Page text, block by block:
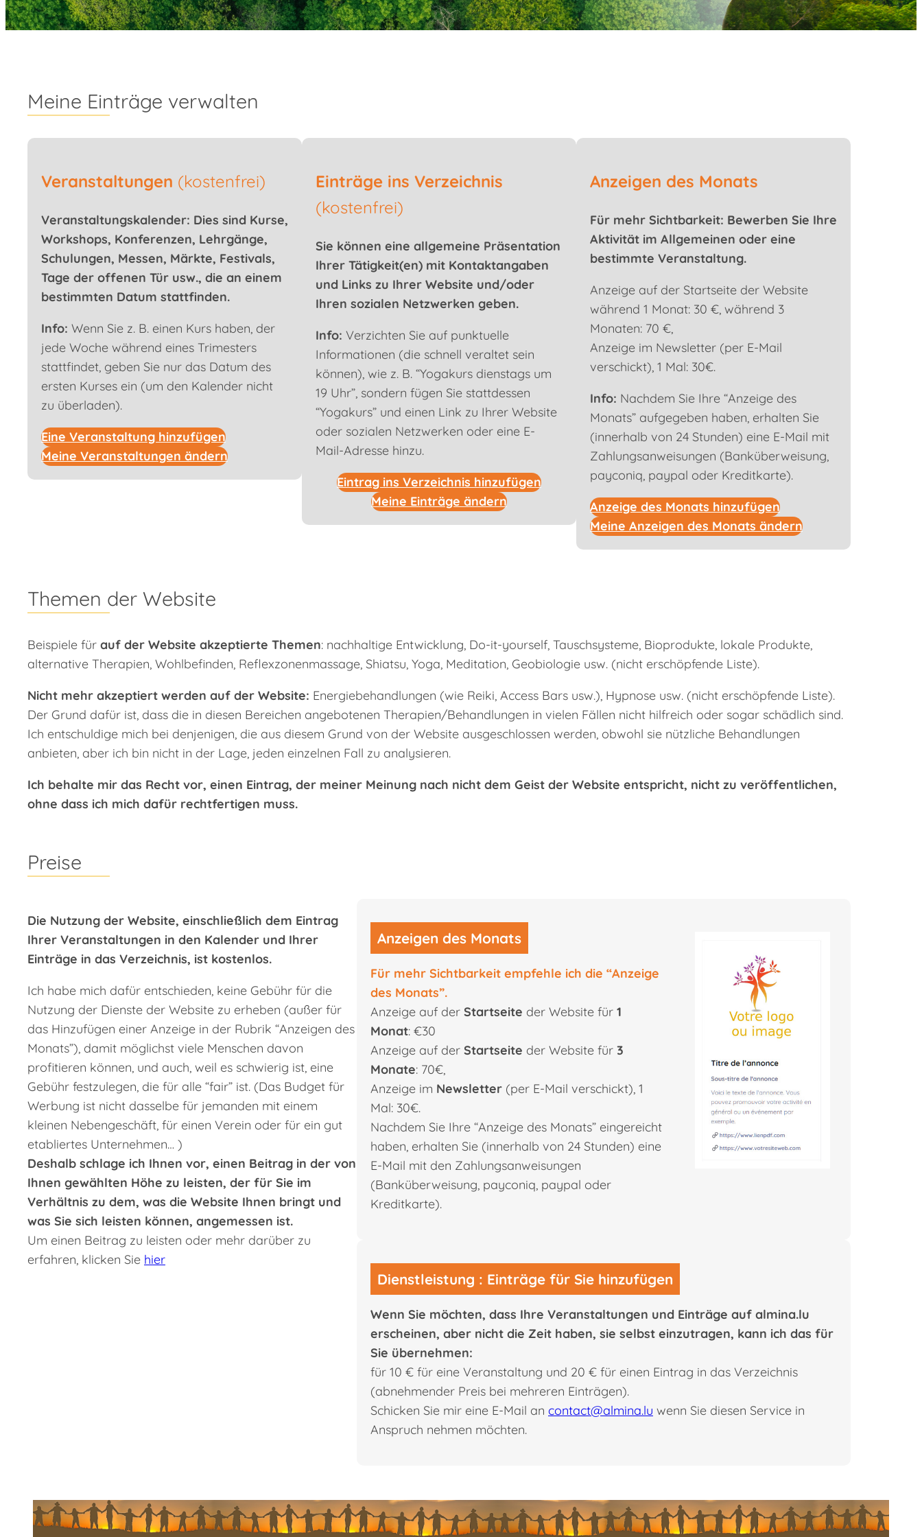
Meine Einträge verwalten
Veranstaltungen (kostenfrei)
Veranstaltungskalender: Dies sind Kurse,
Workshops, Konferenzen, Lehrgänge,
Schulungen, Messen, Märkte, Festivals,
Tage der offenen Tür usw., die an einem
bestimmten Datum stattfinden.
Info: Wenn Sie z. B. einen Kurs haben, der
jede Woche während eines Trimesters
stattfindet, geben Sie nur das Datum des
ersten Kurses ein (um den Kalender nicht
zu überladen).
Eine Veranstaltung hinzufügen
Meine Veranstaltungen ändern
Einträge ins Verzeichnis
(kostenfrei)
Sie können eine allgemeine Präsentation
Ihrer Tätigkeit(en) mit Kontaktangaben
und Links zu Ihrer Website und/oder
Ihren sozialen Netzwerken geben.
Info: Verzichten Sie auf punktuelle
Informationen (die schnell veraltet sein
können), wie z. B. “Yogakurs dienstags um
19 Uhr”, sondern fügen Sie stattdessen
“Yogakurs” und einen Link zu Ihrer Website
oder sozialen Netzwerken oder eine E-
Mail-Adresse hinzu.
Eintrag ins Verzeichnis hinzufügen
Meine Einträge ändern
Anzeigen des Monats
Für mehr Sichtbarkeit: Bewerben Sie Ihre
Aktivität im Allgemeinen oder eine
bestimmte Veranstaltung.
Anzeige auf der Startseite der Website
während 1 Monat: 30 €, während 3
Monaten: 70 €,
Anzeige im Newsletter (per E-Mail
verschickt), 1 Mal: 30€.
Info: Nachdem Sie Ihre “Anzeige des
Monats” aufgegeben haben, erhalten Sie
(innerhalb von 24 Stunden) eine E-Mail mit
Zahlungsanweisungen (Banküberweisung,
payconiq, paypal oder Kreditkarte).
Anzeige des Monats hinzufügen
Meine Anzeigen des Monats ändern
Themen der Website
Beispiele für auf der Website akzeptierte Themen: nachhaltige Entwicklung, Do-it-yourself, Tauschsysteme, Bioprodukte, lokale Produkte,
alternative Therapien, Wohlbefinden, Reflexzonenmassage, Shiatsu, Yoga, Meditation, Geobiologie usw. (nicht erschöpfende Liste).
Nicht mehr akzeptiert werden auf der Website: Energiebehandlungen (wie Reiki, Access Bars usw.), Hypnose usw. (nicht erschöpfende Liste).
Der Grund dafür ist, dass die in diesen Bereichen angebotenen Therapien/Behandlungen in vielen Fällen nicht hilfreich oder sogar schädlich sind.
Ich entschuldige mich bei denjenigen, die aus diesem Grund von der Website ausgeschlossen werden, obwohl sie nützliche Behandlungen
anbieten, aber ich bin nicht in der Lage, jeden einzelnen Fall zu analysieren.
Ich behalte mir das Recht vor, einen Eintrag, der meiner Meinung nach nicht dem Geist der Website entspricht, nicht zu veröffentlichen,
ohne dass ich mich dafür rechtfertigen muss.
Preise
Die Nutzung der Website, einschließlich dem Eintrag
Ihrer Veranstaltungen in den Kalender und Ihrer
Einträge in das Verzeichnis, ist kostenlos.
Ich habe mich dafür entschieden, keine Gebühr für die
Nutzung der Dienste der Website zu erheben (außer für
das Hinzufügen einer Anzeige in der Rubrik “Anzeigen des
Monats”), damit möglichst viele Menschen davon
profitieren können, und auch, weil es schwierig ist, eine
Gebühr festzulegen, die für alle “fair” ist. (Das Budget für
Werbung ist nicht dasselbe für jemanden mit einem
kleinen Nebengeschäft, für einen Verein oder für ein gut
etabliertes Unternehmen… )
Deshalb schlage ich Ihnen vor, einen Beitrag in der von
Ihnen gewählten Höhe zu leisten, der für Sie im
Verhältnis zu dem, was die Website Ihnen bringt und
was Sie sich leisten können, angemessen ist.
Um einen Beitrag zu leisten oder mehr darüber zu
erfahren, klicken Sie hier
Anzeigen des Monats
Für mehr Sichtbarkeit empfehle ich die “Anzeige
des Monats”.
Anzeige auf der Startseite der Website für 1
Monat: €30
Anzeige auf der Startseite der Website für 3
Monate: 70€,
Anzeige im Newsletter (per E-Mail verschickt), 1
Mal: 30€.
Nachdem Sie Ihre “Anzeige des Monats” eingereicht
haben, erhalten Sie (innerhalb von 24 Stunden) eine
E-Mail mit den Zahlungsanweisungen
(Banküberweisung, payconiq, paypal oder
Kreditkarte).
Dienstleistung : Einträge für Sie hinzufügen
Wenn Sie möchten, dass Ihre Veranstaltungen und Einträge auf almina.lu
erscheinen, aber nicht die Zeit haben, sie selbst einzutragen, kann ich das für
Sie übernehmen:
für 10 € für eine Veranstaltung und 20 € für einen Eintrag in das Verzeichnis
(abnehmender Preis bei mehreren Einträgen).
Schicken Sie mir eine E-Mail an contact@almina.lu wenn Sie diesen Service in
Anspruch nehmen möchten.